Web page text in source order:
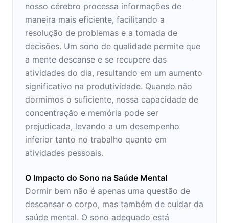
nosso cérebro processa informações de
maneira mais eficiente, facilitando a
resolução de problemas e a tomada de
decisões. Um sono de qualidade permite que
a mente descanse e se recupere das
atividades do dia, resultando em um aumento
significativo na produtividade. Quando não
dormimos o suficiente, nossa capacidade de
concentração e memória pode ser
prejudicada, levando a um desempenho
inferior tanto no trabalho quanto em
atividades pessoais.
O Impacto do Sono na Saúde Mental
Dormir bem não é apenas uma questão de
descansar o corpo, mas também de cuidar da
saúde mental. O sono adequado está